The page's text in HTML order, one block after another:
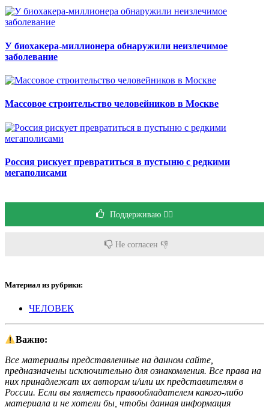
У биохакера-миллионера обнаружили неизлечимое
заболевание
Массовое строительство человейников в Москве
Россия рискует превратиться в пустыню с редкими
мегаполисами
Поддерживаю 👍🏻
Не согласен 👎
Материал из рубрики:
ЧЕЛОВЕК
Важно:
Все материалы представленные на данном сайте,
предназначены исключительно для ознакомления. Все права на
них принадлежат их авторам и/или их представителям в
России. Если вы являетесь правообладателем какого-либо
материала и не хотели бы, чтобы данная информация